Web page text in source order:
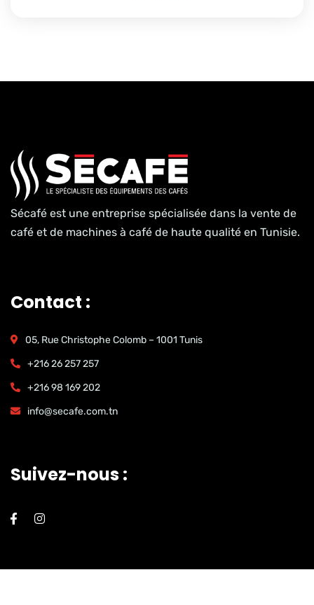
Sécafé est une entreprise spécialisée dans la vente de
café et de machines à café de haute qualité en Tunisie.
Contact :
05, Rue Christophe Colomb – 1001 Tunis
+216 26 257 257
+216 98 169 202
info@secafe.com.tn
Suivez-nous :